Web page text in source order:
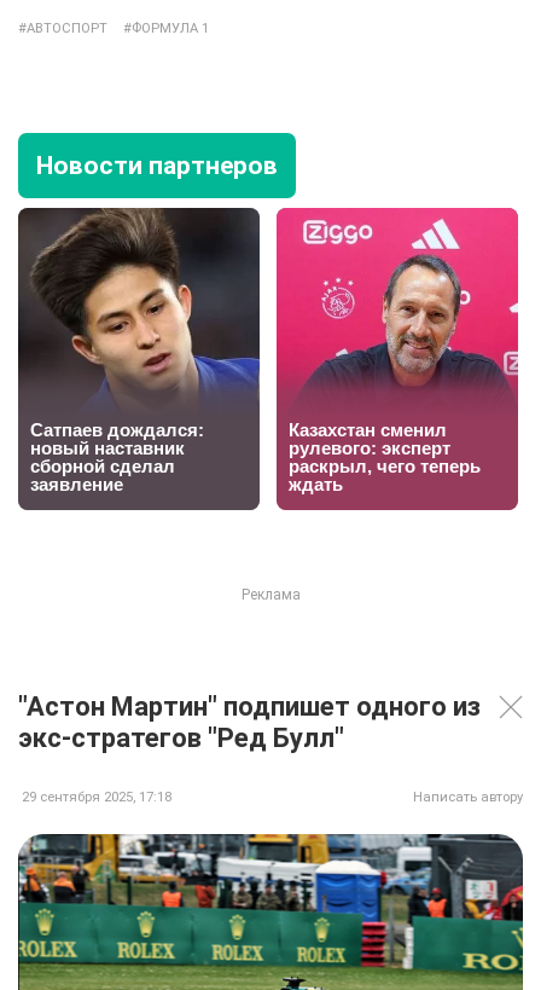
АВТОСПОРТ ФОРМУЛА 1
Новости партнеров
"Астон Мартин" подпишет одного из
экс-стратегов "Ред Булл"
29 сентября 2025, 17:18 Написать автору